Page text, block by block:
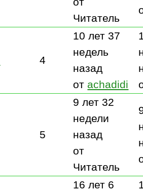
Читатель
4
10 лет 37
недель
назад
от achadidi
5
9 лет 32
недели
назад
от
Читатель
16 лет 6